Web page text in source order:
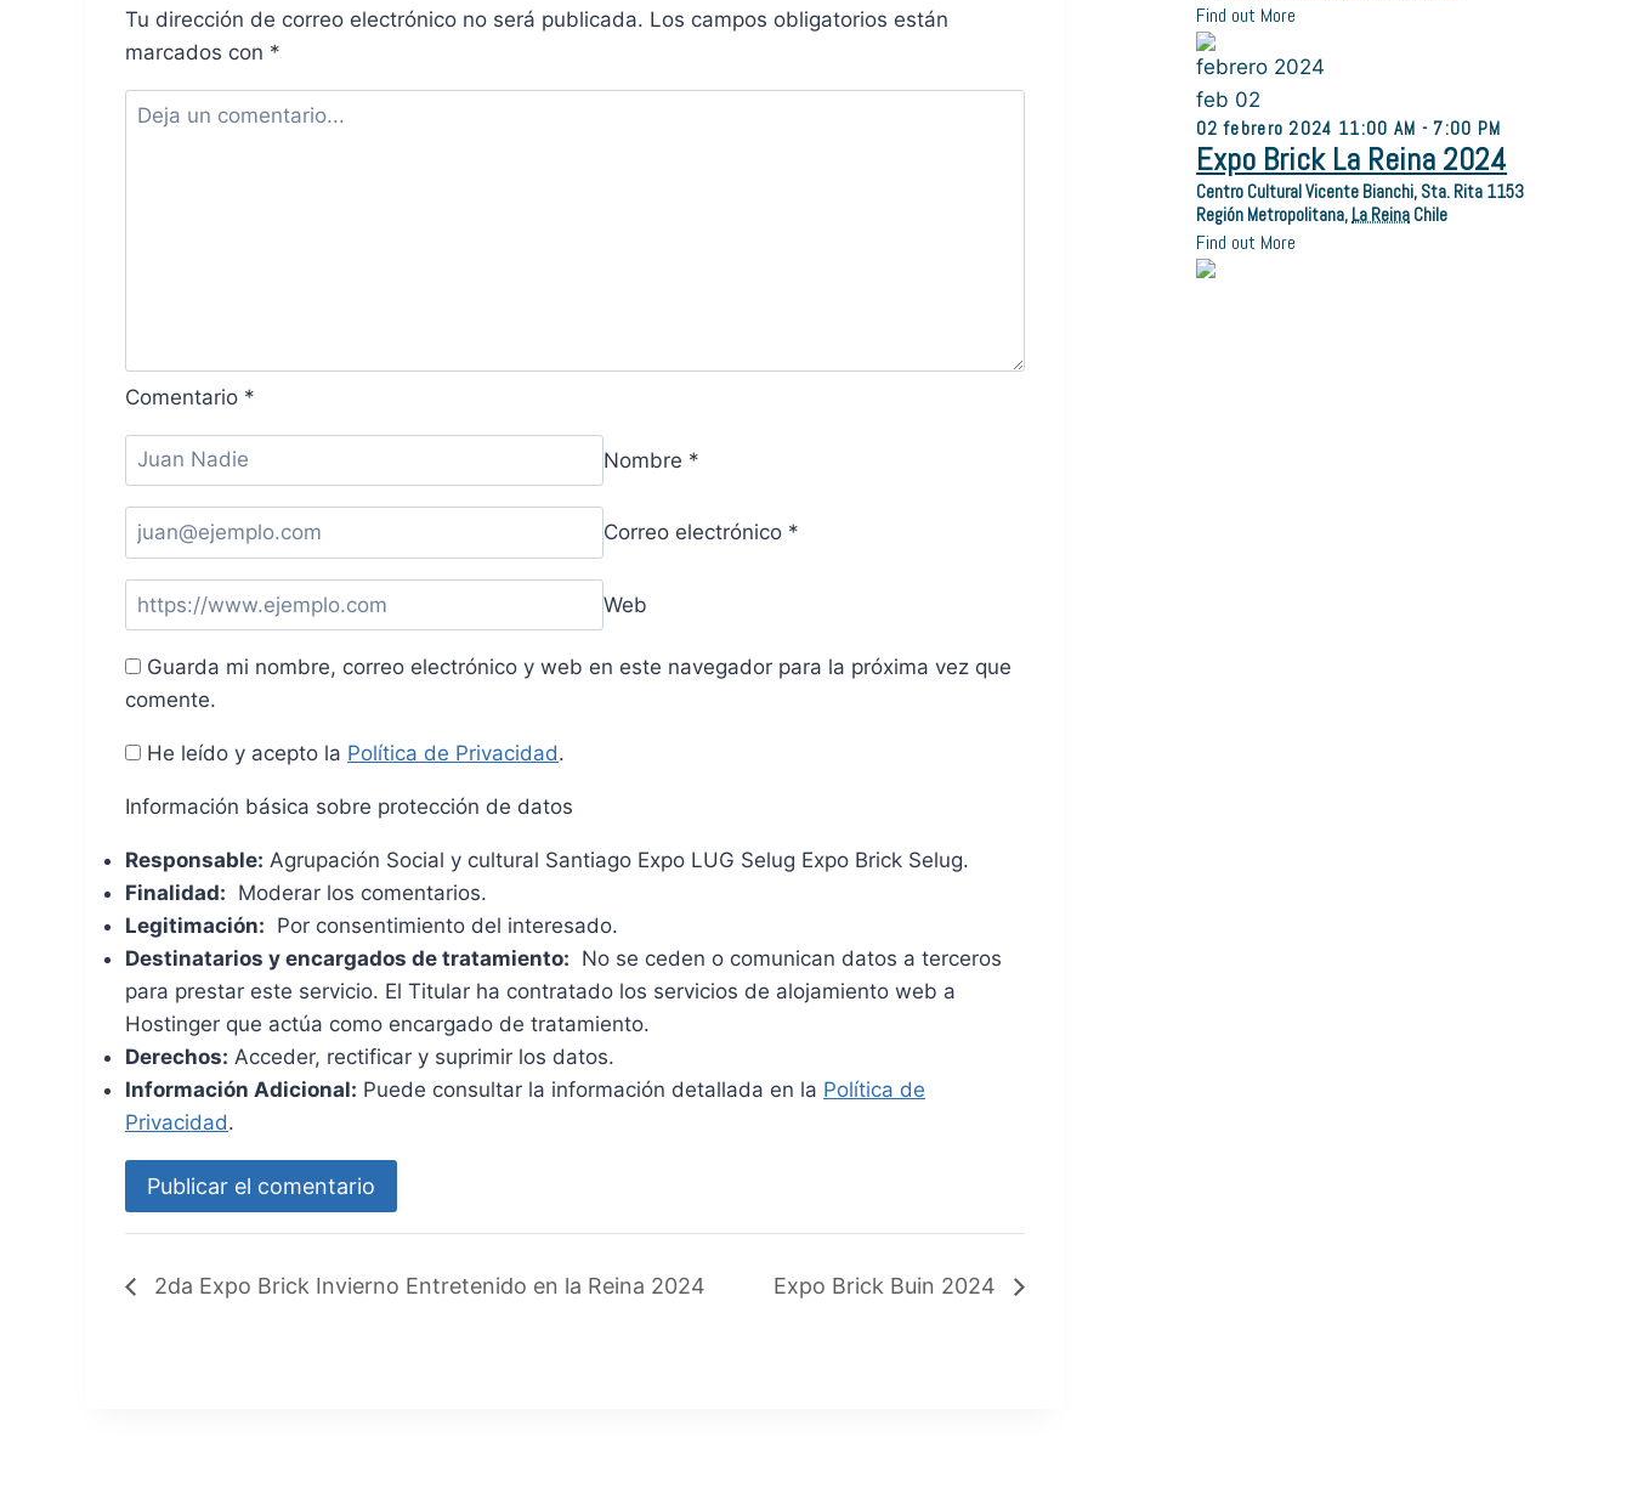
Tu dirección de correo electrónico no será publicada. Los campos obligatorios están
marcados con *
Comentario *
Nombre *
Correo electrónico *
Web
Guarda mi nombre, correo electrónico y web en este navegador para la próxima vez que
comente.
He leído y acepto la Política de Privacidad.
Información básica sobre protección de datos
Responsable: Agrupación Social y cultural Santiago Expo LUG Selug Expo Brick Selug.
Finalidad: Moderar los comentarios.
Legitimación: Por consentimiento del interesado.
Destinatarios y encargados de tratamiento: No se ceden o comunican datos a terceros
para prestar este servicio. El Titular ha contratado los servicios de alojamiento web a
Hostinger que actúa como encargado de tratamiento.
Derechos: Acceder, rectificar y suprimir los datos.
Información Adicional: Puede consultar la información detallada en la Política de
Privacidad.
2da Expo Brick Invierno Entretenido en la Reina 2024 Expo Brick Buin 2024
Find out More
febrero 2024
feb 02
02febrero 2024 11:00 AM - 7:00 PM
Expo Brick La Reina 2024
Centro Cultural Vicente Bianchi, Sta. Rita 1153
Región Metropolitana, La Reina Chile
Find out More